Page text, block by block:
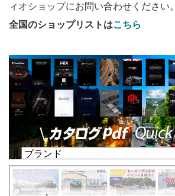
ィオショップにお問い合わせください。
全国のショップリストはこちら